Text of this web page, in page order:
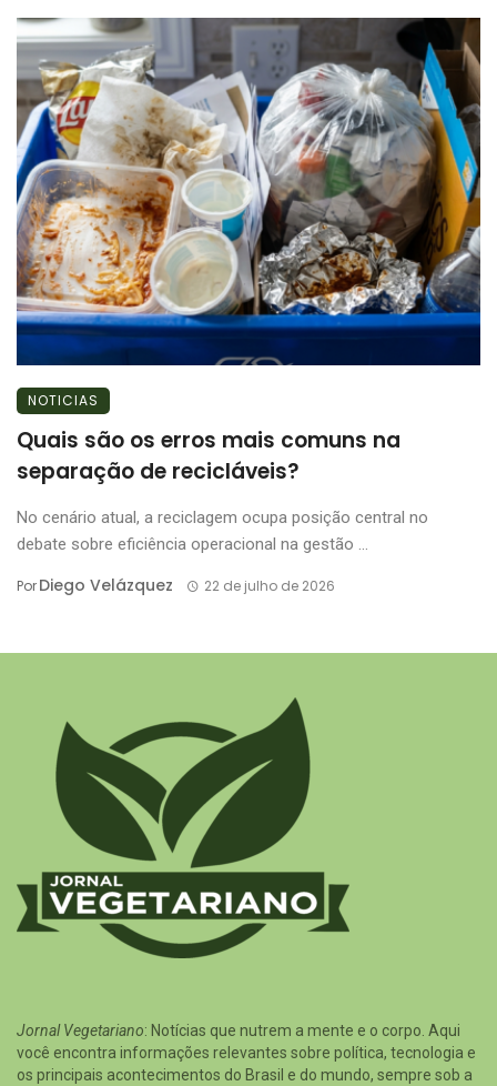
NOTICIAS
Quais são os erros mais comuns na
separação de recicláveis?
No cenário atual, a reciclagem ocupa posição central no
debate sobre eficiência operacional na gestão ...
PorDiego Velázquez 22 de julho de 2026
Jornal Vegetariano: Notícias que nutrem a mente e o corpo. Aqui
você encontra informações relevantes sobre política, tecnologia e
os principais acontecimentos do Brasil e do mundo, sempre sob a